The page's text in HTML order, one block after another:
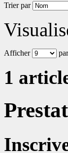
Trier par
Afficher
1